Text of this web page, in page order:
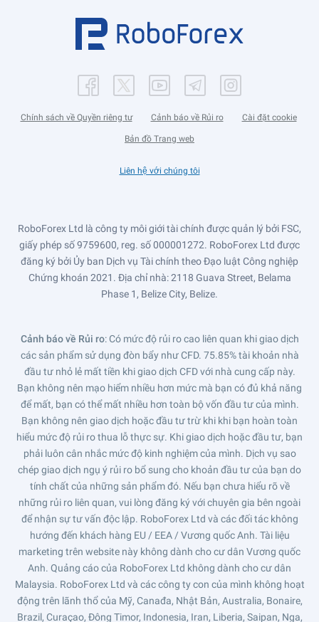
Chính sách về Quyền riêng tư Cảnh báo về Rủi ro Cài đặt cookie
Bản đồ Trang web
Liên hệ với chúng tôi
RoboForex Ltd là công ty môi giới tài chính được quản lý bởi FSC,
giấy phép số 9759600, reg. số 000001272. RoboForex Ltd được
đăng ký bởi Ủy ban Dịch vụ Tài chính theo Đạo luật Công nghiệp
Chứng khoán 2021. Địa chỉ nhà: 2118 Guava Street, Belama
Phase 1, Belize City, Belize.
Cảnh báo về Rủi ro: Có mức độ rủi ro cao liên quan khi giao dịch
các sản phẩm sử dụng đòn bẩy như CFD. 75.85% tài khoản nhà
đầu tư nhỏ lẻ mất tiền khi giao dịch CFD với nhà cung cấp này.
Bạn không nên mạo hiểm nhiều hơn mức mà bạn có đủ khả năng
để mất, bạn có thể mất nhiều hơn toàn bộ vốn đầu tư của mình.
Bạn không nên giao dịch hoặc đầu tư trừ khi khi bạn hoàn toàn
hiểu mức độ rủi ro thua lỗ thực sự. Khi giao dịch hoặc đầu tư, bạn
phải luôn cân nhắc mức độ kinh nghiệm của mình. Dịch vụ sao
chép giao dịch ngụ ý rủi ro bổ sung cho khoản đầu tư của bạn do
tính chất của những sản phẩm đó. Nếu bạn chưa hiểu rõ về
những rủi ro liên quan, vui lòng đăng ký với chuyên gia bên ngoài
để nhận sự tư vấn độc lập. RoboForex Ltd và các đối tác không
hướng đến khách hàng EU / EEA / Vương quốc Anh. Tài liệu
marketing trên website này không dành cho cư dân Vương quốc
Anh. Quảng cáo của RoboForex Ltd không dành cho cư dân
Malaysia. RoboForex Ltd và các công ty con của mình không hoạt
động trên lãnh thổ của Mỹ, Canađa, Nhật Bản, Australia, Bonaire,
Brazil, Curaçao, Đông Timor, Indonesia, Iran, Liberia, Saipan, Nga,